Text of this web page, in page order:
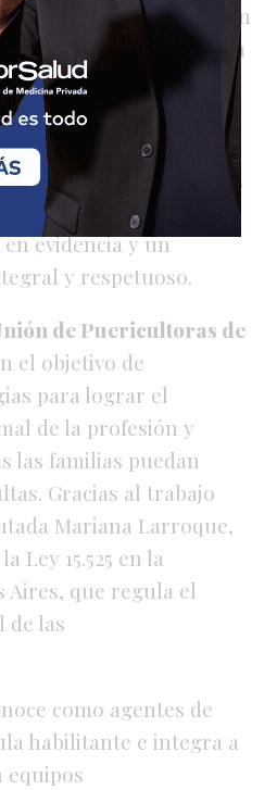
el acompañamiento en
en un privilegio y no en
su incorporación en
privados es clave para
y para
de la persona gestante,
las familias a recibir
evidencia y un
y respetuoso.
de Puericultoras de
el objetivo de
para lograr el
de la profesión y
las familias puedan
Gracias al trabajo
Mariana Larroque,
Ley 15.525 en la
Aires, que regula el
de las
como agentes de
habilitante e integra a
equipos